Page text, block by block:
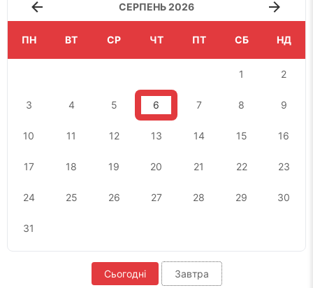
СЕРПЕНЬ 2026
ПН ВТ СР ЧТ ПТ СБ НД
1 2
3 4 5 6 7 8 9
10 11 12 13 14 15 16
17 18 19 20 21 22 23
24 25 26 27 28 29 30
31
Сьогодні Завтра